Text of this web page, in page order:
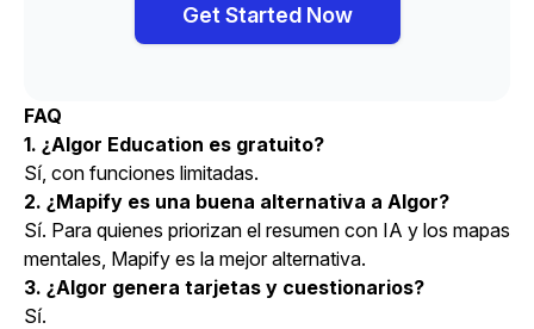
Get Started Now
FAQ
1. ¿Algor Education es gratuito?
Sí, con funciones limitadas.
2. ¿Mapify es una buena alternativa a Algor?
Sí. Para quienes priorizan el resumen con IA y los mapas
mentales, Mapify es la mejor alternativa.
3. ¿Algor genera tarjetas y cuestionarios?
Sí.